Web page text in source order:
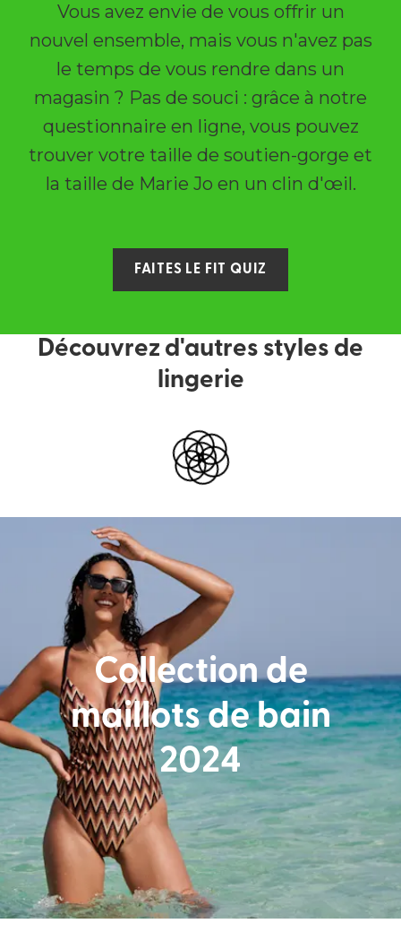
Vous avez envie de vous offrir un
nouvel ensemble, mais vous n'avez pas
le temps de vous rendre dans un
magasin ? Pas de souci : grâce à notre
questionnaire en ligne, vous pouvez
trouver votre taille de soutien-gorge et
la taille de Marie Jo en un clin d'œil.
FAITES LE FIT QUIZ
Découvrez d'autres styles de
lingerie
Collection de
maillots de bain
2024